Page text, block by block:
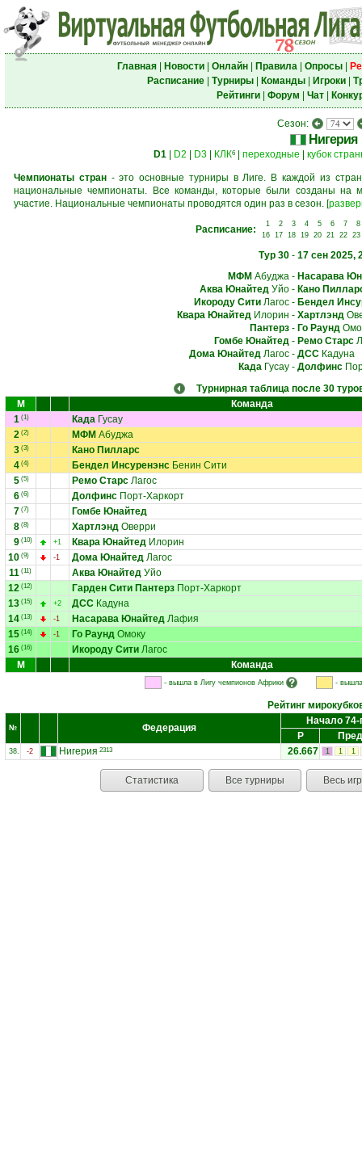
Главная| Новости| Онлайн| Правила| Опросы|
Расписание| Турниры| Команды| Игроки|
Рейтинги| Форум Чат|
Сезон:
Нигерия
D1 D2 D3 КЛК6 переходные кубок
Чемпионаты стран- это основные турниры в Лиге. В каждой из
национальные чемпионаты. Все команды, которые были созданы на
участие. Национальные чемпионаты проводятся один раз в сезон. [
Расписание: 1 2 3 4 5 6 7
8
16
17 18 19 20 21 22 23
Тур 30- 17 сен 2025,
МФМ Абуджа- Насарава
Аква ЮнайтедУйо- Кано
Икороду СитиЛагос- Бендел
Квара ЮнайтедИлорин - Хартлэнд
Пантерз- Го Раунд
Гомбе Юнайтед- Ремо Старс
Дома ЮнайтедЛагос- ДССКадуна
КадаГусау- Долфинс
Турнирная таблица после 30
М
Команда
1 (1) Када Гусау
2 (2) МФМ Абуджа
3 (3)
Кано Пилларс
4 (4) Бендел Инсуренэнс Бенин Сити
5 (5) Ремо Старс Лагос
6 (6) Долфинс Порт-Харкорт
7 (7)
Гомбе Юнайтед
8 (8) Хартлэнд Оверри
9 (10) +1 Квара Юнайтед Илорин
10 (9) -1 Дома Юнайтед Лагос
11 (11) Аква Юнайтед Уйо
12 (12) Гарден Сити Пантерз Порт-Харкорт
13 (15) +2 ДСС Кадуна
14 (13) -1 Насарава Юнайтед Лафия
15 (14) -1 Го Раунд Омоку
16 (16) Икороду Сити Лагос
М
Команда
- вышла в Лигу чемпионов Африки -
Рейтинг
№ Федерация
Начало 74-
Р
38. -2 Нигерия 2313 26.667 1 1 1
Статистика Все турниры Весь